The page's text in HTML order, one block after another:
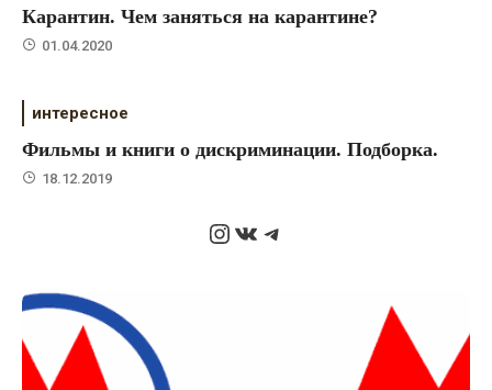
Карантин. Чем заняться на карантине?
01.04.2020
интересное
Фильмы и книги о дискриминации. Подборка.
18.12.2019
Instagram
ВКонтакте
Telegram